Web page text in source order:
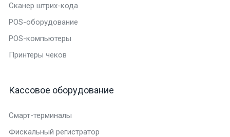
Сканер штрих-кода
POS-оборудование
POS-компьютеры
Принтеры чеков
Кассовое оборудование
Смарт-терминалы
Фискальный регистратор